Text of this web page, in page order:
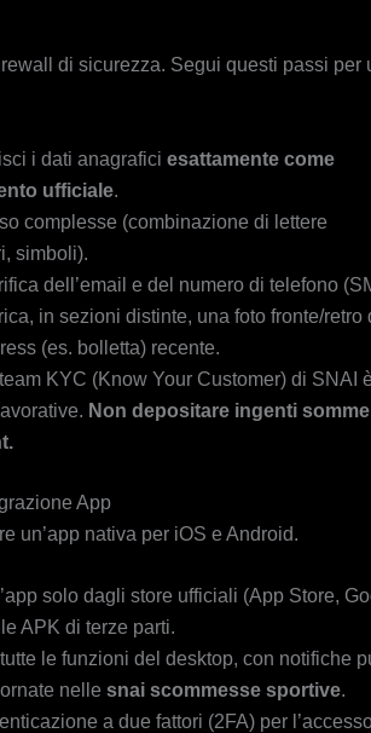
di sicurezza. Segui questi passi per
i dati anagrafici esattamente come
ufficiale.
complesse (combinazione di lettere
simboli).
dell’email e del numero di telefono
in sezioni distinte, una foto fronte/retro
(es. bolletta) recente.
KYC (Know Your Customer) di SNAI è
Non depositare ingenti
App
un’app nativa per iOS e Android.
solo dagli store ufficiali (App Store,
APK di terze parti.
tutte le funzioni del desktop, con notifiche
nelle snai scommesse sportive.
a due fattori (2FA) per